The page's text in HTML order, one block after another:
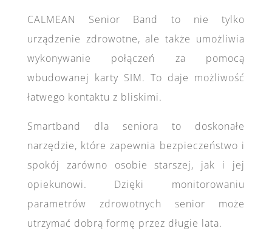
CALMEAN Senior Band to nie tylko
urządzenie zdrowotne, ale także umożliwia
wykonywanie połączeń za pomocą
wbudowanej karty SIM. To daje możliwość
łatwego kontaktu z bliskimi.
Smartband dla seniora to doskonałe
narzędzie, które zapewnia bezpieczeństwo i
spokój zarówno osobie starszej, jak i jej
opiekunowi. Dzięki monitorowaniu
parametrów zdrowotnych senior może
utrzymać dobrą formę przez długie lata.